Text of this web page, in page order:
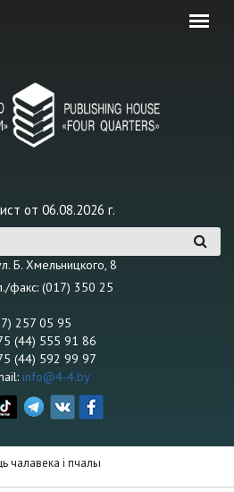
от 06.08.2026 г.
Б. Хмельницкого, 8
факс: (017) 350 25
257 05 95
(44) 555 91 86
(44) 592 99 97
info@4-4.by
чалавека i пчалы